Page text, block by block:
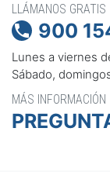
LLÁMANOS GRATIS
 900
Lunes a viernes
Sábado,
MÁS INFORMACIÓN